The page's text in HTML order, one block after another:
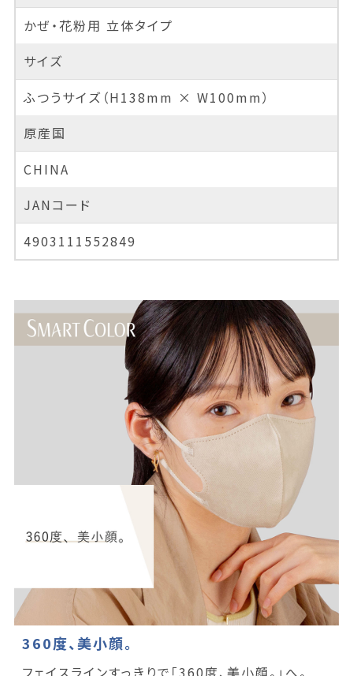
かぜ・花粉用 立体タイプ
サイズ
ふつうサイズ（H138mm × W100mm）
原産国
CHINA
JANコード
4903111552849
360度、美小顔。